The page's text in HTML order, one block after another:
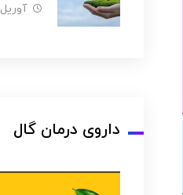
آوریل 23, 2021
داروی درمان گال